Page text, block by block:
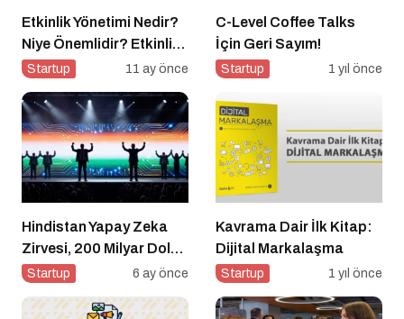
Etkinlik Yönetimi Nedir?
Niye Önemlidir? Etkinlik
Yönetimi Nasıl Yapılır?
Startup 11 ay önce
C-Level Coffee Talks
İçin Geri Sayım!
Startup 1 yıl önce
Hindistan Yapay Zeka
Zirvesi, 200 Milyar Dolar
ve El Tutuşmayan İki
Startup 6 ay önce
Kavrama Dair İlk Kitap:
Dijital Markalaşma
Startup 1 yıl önce